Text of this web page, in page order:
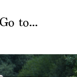
Go to...